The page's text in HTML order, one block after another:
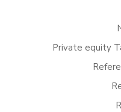
Private equity